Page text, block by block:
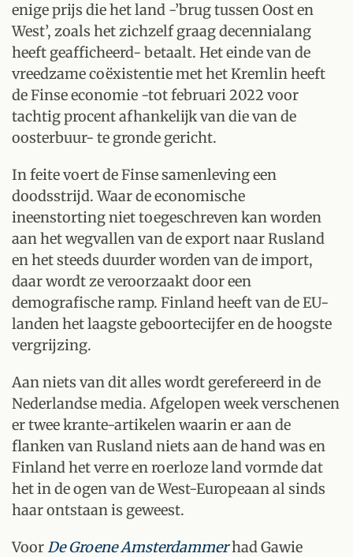
enige prijs die het land -’brug tussen Oost en
West’, zoals het zichzelf graag decennialang
heeft geafficheerd- betaalt. Het einde van de
vreedzame coëxistentie met het Kremlin heeft
de Finse economie -tot februari 2022 voor
tachtig procent afhankelijk van die van de
oosterbuur- te gronde gericht.
In feite voert de Finse samenleving een
doodsstrijd. Waar de economische
ineenstorting niet toegeschreven kan worden
aan het wegvallen van de export naar Rusland
en het steeds duurder worden van de import,
daar wordt ze veroorzaakt door een
demografische ramp. Finland heeft van de EU-
landen het laagste geboortecijfer en de hoogste
vergrijzing.
Aan niets van dit alles wordt gerefereerd in de
Nederlandse media. Afgelopen week verschenen
er twee krante-artikelen waarin er aan de
flanken van Rusland niets aan de hand was en
Finland het verre en roerloze land vormde dat
het in de ogen van de West-Europeaan al sinds
haar ontstaan is geweest.
VoorDe Groene Amsterdammerhad Gawie